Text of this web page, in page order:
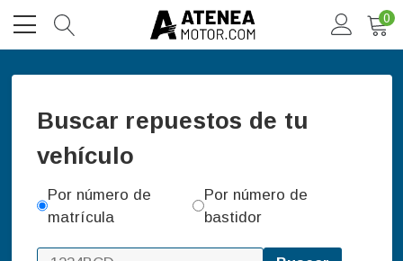
0
Buscar repuestos de tu
vehículo
Por número de
matrícula
Por número de
bastidor